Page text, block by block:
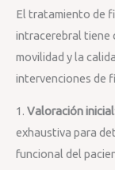
El tratamiento de
intracerebral tiene
movilidad y la
intervenciones de
1. Valoración
exhaustiva para
funcional del